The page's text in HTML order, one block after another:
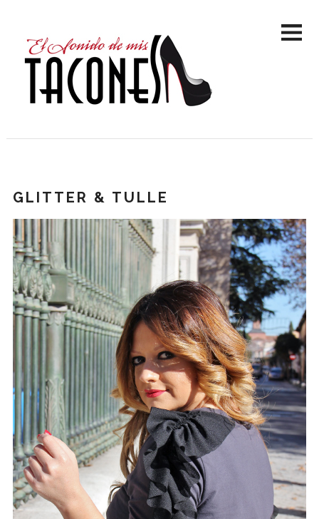
GLITTER & TULLE